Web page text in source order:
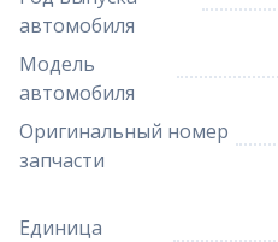
автомобиля
Модель
автомобиля
Оригинальный номер
запчасти
Единица